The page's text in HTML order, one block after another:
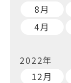
8月
4月
2022年
12月